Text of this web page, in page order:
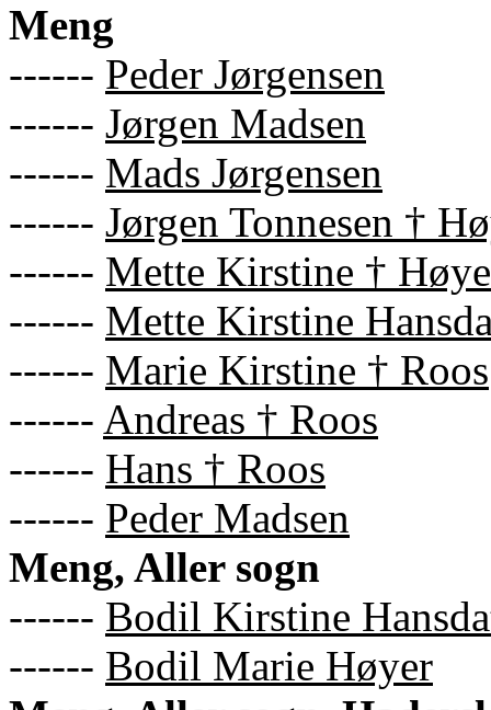
Meng
------ Peder Jørgensen
------ Jørgen Madsen
------ Mads Jørgensen
------ Jørgen Tonnesen †
------ Mette Kirstine †
------ Mette Kirstine
------ Marie Kirstine † Roos
------ Andreas † Roos
------ Hans † Roos
------ Peder Madsen
Meng, Aller sogn
------ Bodil Kirstine
------ Bodil Marie Høyer